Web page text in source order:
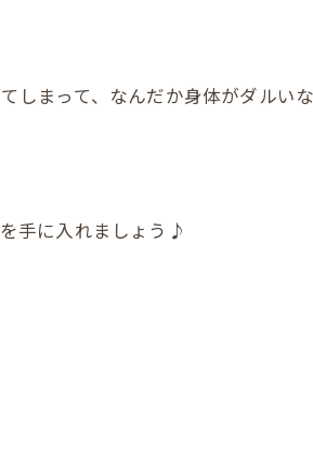
しまって、なんだか身体がダルい
手に入れましょう♪